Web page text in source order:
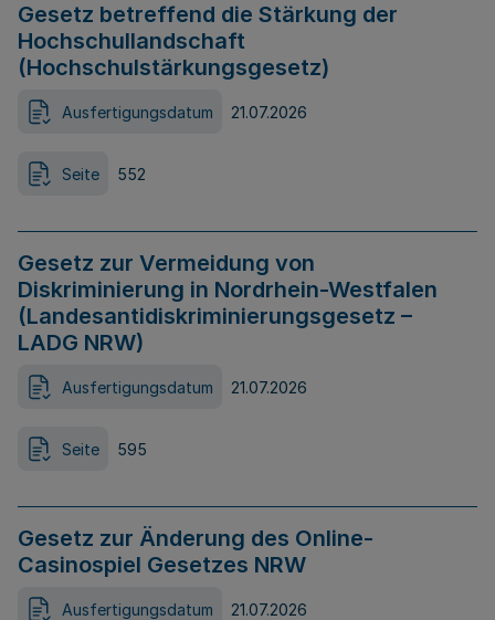
Gesetz betreffend die Stärkung der
Hochschullandschaft
(Hochschulstärkungsgesetz)
Ausfertigungsdatum 21.07.2026
Seite 552
Gesetz zur Vermeidung von
Diskriminierung in Nordrhein-Westfalen
(Landesantidiskriminierungsgesetz –
LADG NRW)
Ausfertigungsdatum 21.07.2026
Seite 595
Gesetz zur Änderung des Online-
Casinospiel Gesetzes NRW
Ausfertigungsdatum 21.07.2026